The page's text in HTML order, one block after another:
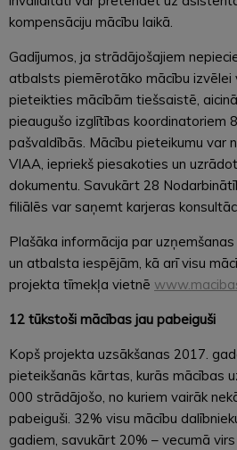
kompensāciju mācību laikā.
Gadījumos, ja strādājošajiem
atbalsts piemērotāko mācību izvēlei
pieteikties mācībām tiešsaistē,
pieaugušo izglītības koordinatoriem
pašvaldībās. Mācību pieteikumu var
VIAA, iepriekš piesakoties un
dokumentu. Savukārt 28
filiālēs var saņemt karjeras
Plašāka informācija par
un atbalsta iespējām, kā arī visu
projekta tīmekļa vietnē
12 tūkstoši mācības jau pabeiguši
Kopš projekta uzsākšanas 2017.
pieteikšanās kārtas, kurās mācības
000 strādājošo, no kuriem vairāk
pabeiguši. 32% visu mācību
gadiem, savukārt 20% – vecumā